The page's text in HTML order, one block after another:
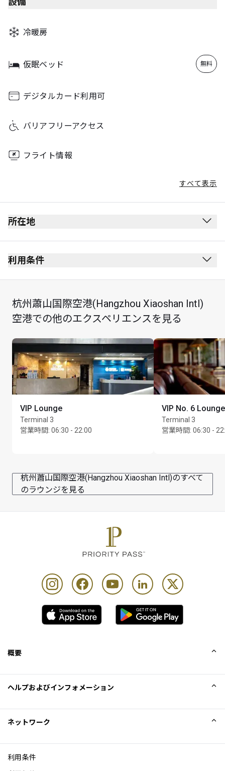
Tuesday
Thursday
06:30 - 22:00
Sunday
冷暖房
仮眠ベッド 無料
デジタルカード利用可
バリアフリーアクセス
フライト情報
すべて表示
所在地
出発ロビー
保安検査を受けた後にあります。
ゲートB23の近くにあります。
利用条件
禁煙(電子タバコを含む)
服装規定なし
最大滞在可能時間：2時間
杭州蕭山国際空港(Hangzhou Xiaoshan Intl)
空港での他のエクスペリエンスを見る
VIP Lounge
Terminal 3
営業時間: 06:30 - 22:00
VIP No. 6 Lounge
Terminal 3
営業時間: 06:30 -
杭州蕭山国際空港(Hangzhou Xiaoshan Intl)のすべて
のラウンジを見る
概要
Excellence Awards
ブログ
ヘルプおよびインフォメーション
ネットワーク
利用条件